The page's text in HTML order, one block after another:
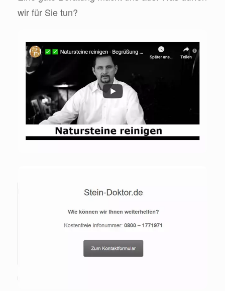
wir für Sie tun?